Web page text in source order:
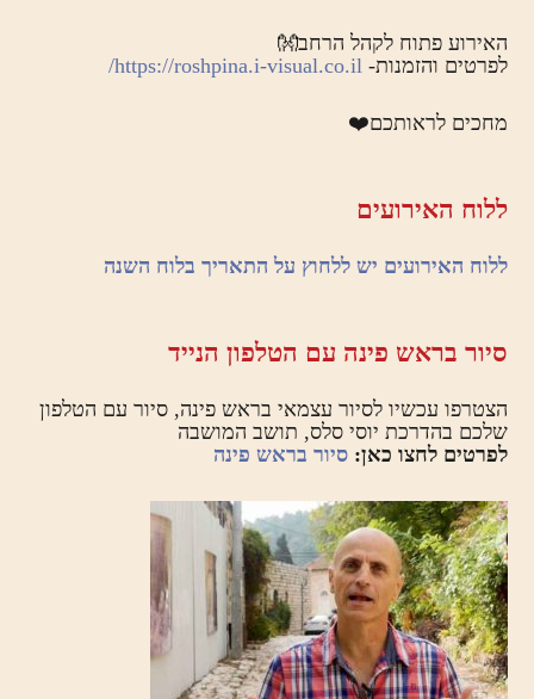
האירוע פתוח לקהל הרחב👐
לפרטים והזמנות-https://roshpina.i-visual.co.il/
מחכים לראותכם❤️
ללוח האירועים
ללוח האירועים יש ללחוץ על התאריך בלוח השנה
סיור בראש פינה עם הטלפון הנייד
הצטרפו עכשיו לסיור עצמאי בראש פינה, סיור עם הטלפון
שלכם בהדרכת יוסי סלס, תושב המושבה
לפרטים לחצו כאן:סיור בראש פינה